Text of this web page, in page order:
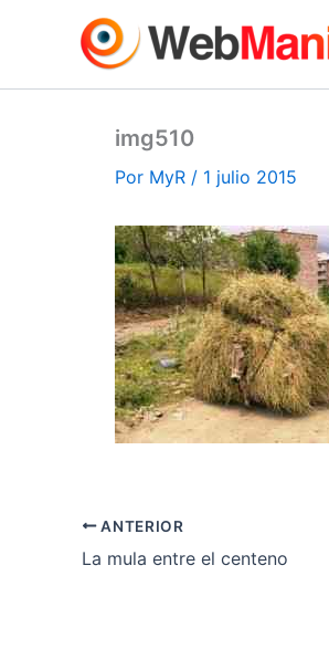
img510
Por MyR / 1 julio 2015
ANTERIOR
La mula entre el centeno